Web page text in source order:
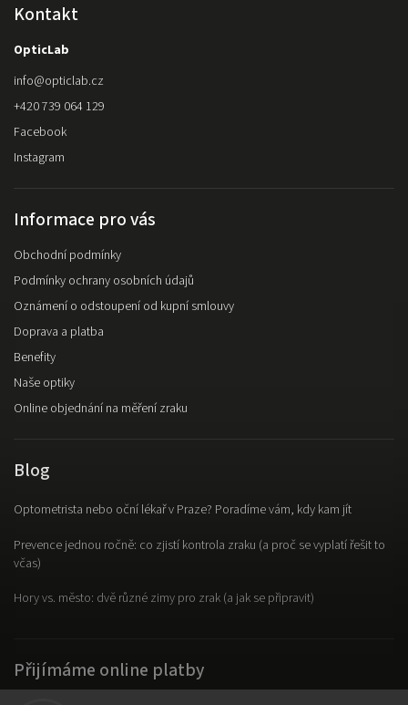
Kontakt
OpticLab
info@opticlab.cz
+420 739 064 129
Facebook
Instagram
Informace pro vás
Obchodní podmínky
Podmínky ochrany osobních údajů
Oznámení o odstoupení od kupní smlouvy
Doprava a platba
Benefity
Naše optiky
Online objednání na měření zraku
Blog
Optometrista nebo oční lékař v Praze? Poradíme vám, kdy kam jít
Prevence jednou ročně: co zjistí kontrola zraku (a proč se vyplatí řešit to
včas)
Hory vs. město: dvě různé zimy pro zrak (a jak se připravit)
Přijímáme online platby